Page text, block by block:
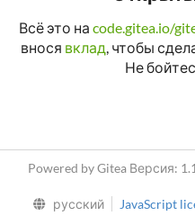
Всё это на code.gitea.io/
внося вклад, чтобы
Не
Powered by Gitea Версия:
русский JavaScript